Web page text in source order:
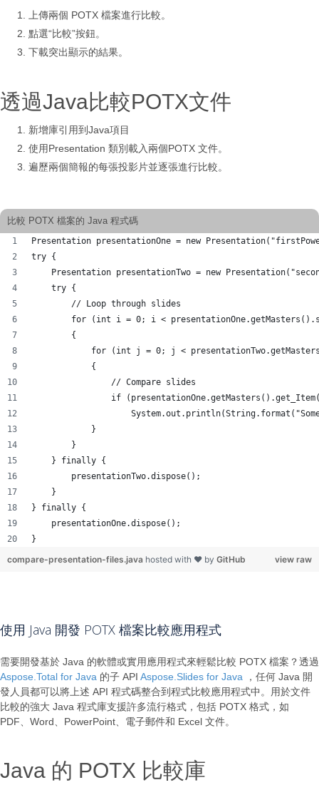
上傳兩個 POTX 檔案進行比較。
點選“比較”按鈕。
下載突出顯示的結果。
透過Java比較POTX文件
新增庫引用到Java項目
使用Presentation 類別載入兩個POTX 文件。
遍歷兩個簡報的每張投影片並逐張進行比較。
比較 POTX 檔案的 Java 程式碼
Presentation presentationOne = new
try {
Presentation presentationTwo = new
    try {
        // Loop through slides
for (int i = 0; i <
        {
for (int j = 0; j <
            {
                // Compare slides
if
            }
        }
    } finally {
        presentationTwo.dispose();
    }
} finally {
    presentationOne.dispose();
}
view raw
compare-presentation-files.java hosted with ❤ by GitHub
使用 Java 開發 POTX 檔案比較應用程式
需要開發基於 Java 的軟體或實用應用程式來輕鬆比較 POTX 檔案？透過
Aspose.Total for Java 的子 API Aspose.Slides for Java ，任何 Java 開
發人員都可以將上述 API 程式碼整合到程式比較應用程式中。用於文件
比較的強大 Java 程式庫支援許多流行格式，包括 POTX 格式，如
PDF、Word、PowerPoint、電子郵件和 Excel 文件。
Java 的 POTX 比較庫